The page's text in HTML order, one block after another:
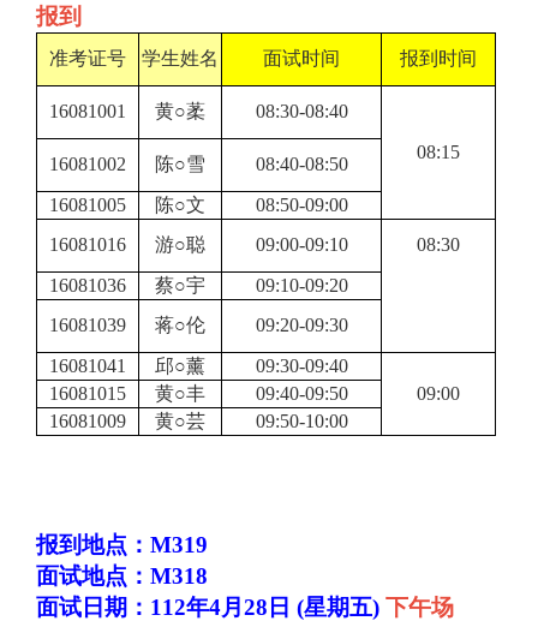
报到
准考证号 学生姓名 面试时间 报到时间
16081001 黄○葇
08:30-08:40
08:15
16081002 陈○雪
08:40-08:50
16081005
陈○文
08:50-09:00
16081016
游○聪 09:00-09:10
08:30
16081036
蔡○宇
09:10-09:20
16081039
蒋○伦
09:20-09:30
16081041
邱○薰
09:30-09:40
09:00
16081015 黄○丰
09:40-09:50
16081009
黄○芸 09:50-10:00
报到地点：M319
面试地点：M318
面试日期：112年4月28日 (星期五) 下午场